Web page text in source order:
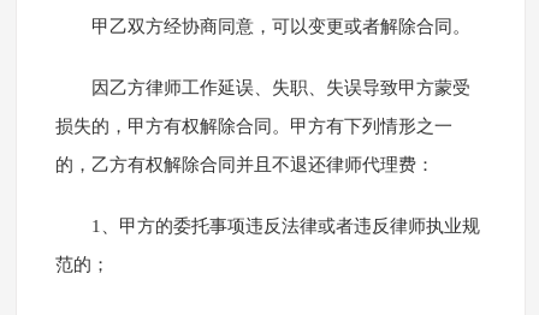
甲乙双方经协商同意，可以变更或者解除合同。
因乙方律师工作延误、失职、失误导致甲方蒙受
损失的，甲方有权解除合同。甲方有下列情形之一
的，乙方有权解除合同并且不退还律师代理费：
1、甲方的委托事项违反法律或者违反律师执业规
范的；